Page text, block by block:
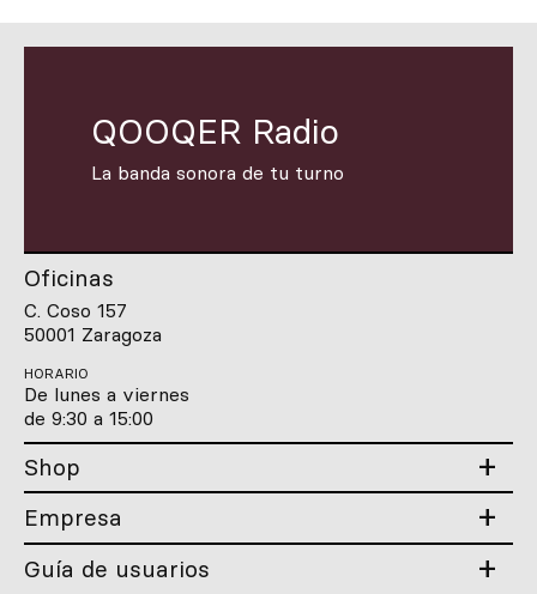
QOOQER Radio
La banda sonora de tu turno
Oficinas
C. Coso 157
50001 Zaragoza
HORARIO
De lunes a viernes
de 9:30 a 15:00
Shop
Empresa
Guía de usuarios